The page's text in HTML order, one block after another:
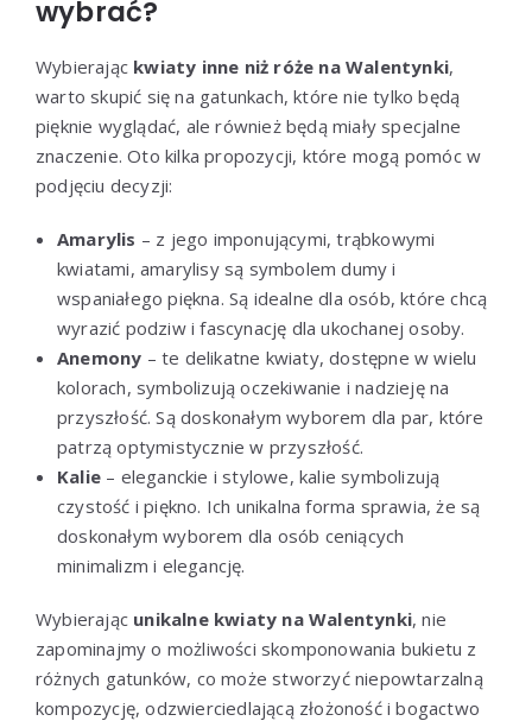
wybrać?
Wybierając kwiaty inne niż róże na Walentynki,
warto skupić się na gatunkach, które nie tylko będą
pięknie wyglądać, ale również będą miały specjalne
znaczenie. Oto kilka propozycji, które mogą pomóc w
podjęciu decyzji:
Amarylis – z jego imponującymi, trąbkowymi
kwiatami, amarylisy są symbolem dumy i
wspaniałego piękna. Są idealne dla osób, które chcą
wyrazić podziw i fascynację dla ukochanej osoby.
Anemony – te delikatne kwiaty, dostępne w wielu
kolorach, symbolizują oczekiwanie i nadzieję na
przyszłość. Są doskonałym wyborem dla par, które
patrzą optymistycznie w przyszłość.
Kalie – eleganckie i stylowe, kalie symbolizują
czystość i piękno. Ich unikalna forma sprawia, że są
doskonałym wyborem dla osób ceniących
minimalizm i elegancję.
Wybierając unikalne kwiaty na Walentynki, nie
zapominajmy o możliwości skomponowania bukietu z
różnych gatunków, co może stworzyć niepowtarzalną
kompozycję, odzwierciedlającą złożoność i bogactwo